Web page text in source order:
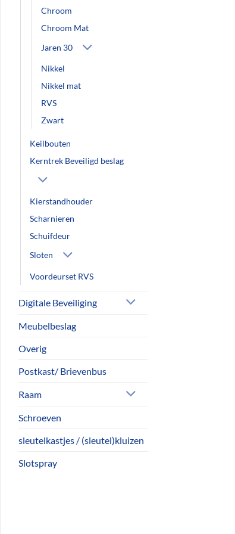
Chroom
Chroom Mat
Jaren 30
Nikkel
Nikkel mat
RVS
Zwart
Keilbouten
Kerntrek Beveiligd beslag
Kierstandhouder
Scharnieren
Schuifdeur
Sloten
Voordeurset RVS
Digitale Beveiliging
Meubelbeslag
Overig
Postkast/ Brievenbus
Raam
Schroeven
sleutelkastjes / (sleutel)kluizen
Slotspray